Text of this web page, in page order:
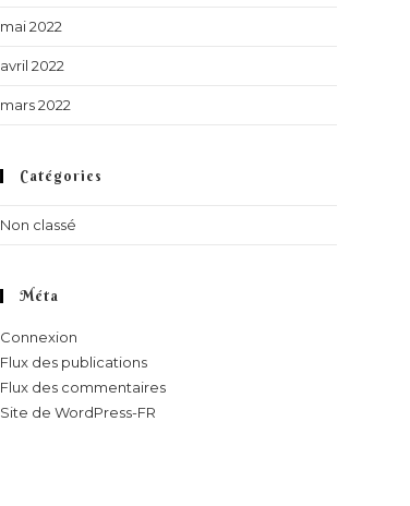
mai 2022
avril 2022
mars 2022
Catégories
Non classé
Méta
Connexion
Flux des publications
Flux des commentaires
Site de WordPress-FR